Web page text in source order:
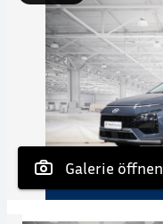
Galerie öffnen